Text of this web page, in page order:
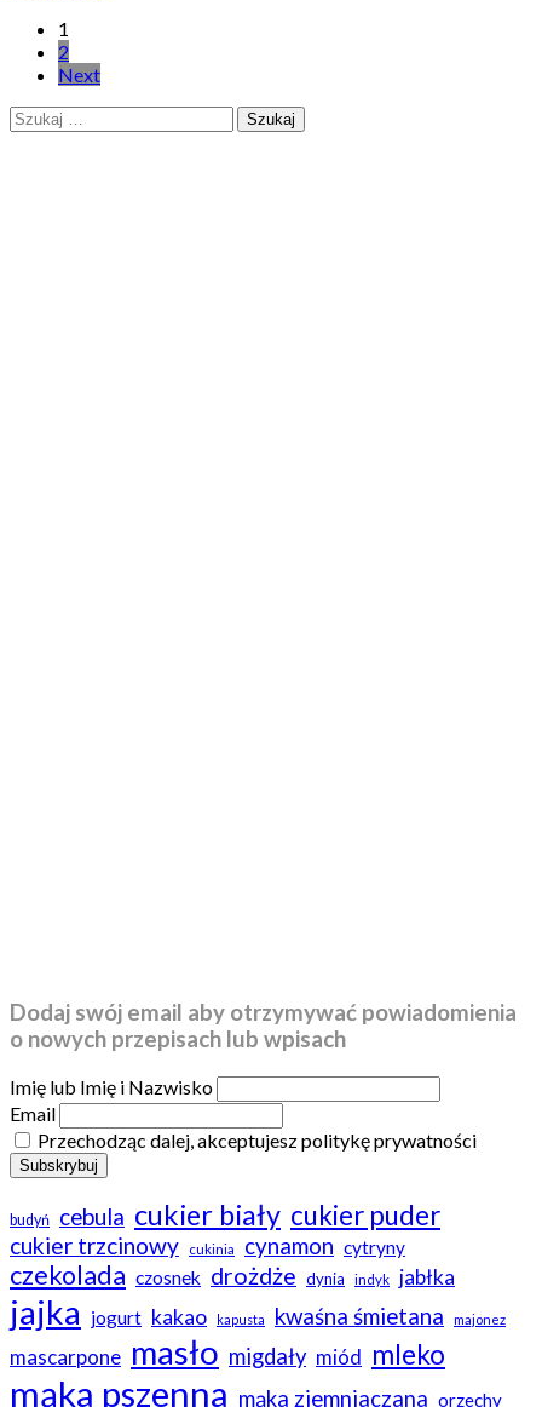
Stronicowanie
wpisów
1
2
Next
Szukaj:
Dodaj swój email aby otrzymywać powiadomienia
o nowych przepisach lub wpisach
Imię lub Imię i Nazwisko
Email
Przechodząc dalej, akceptujesz politykę prywatności
budyń cebula cukier biały cukier puder
cukier trzcinowy cukinia cynamon cytryny
czekolada czosnek drożdże dynia indyk jabłka
jajka jogurt kakao kapusta kwaśna śmietana majonez
mascarpone masło migdały miód mleko
mąka pszenna mąka ziemniaczana orzechy